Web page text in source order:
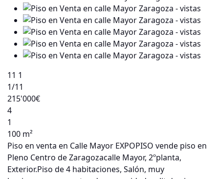
11 1
1/11
215'000€
4
1
100 m²
Piso en venta en Calle Mayor EXPOPISO vende piso en
Pleno Centro de Zaragozacalle Mayor, 2ºplanta,
Exterior.Piso de 4 habitaciones, Salón, muy